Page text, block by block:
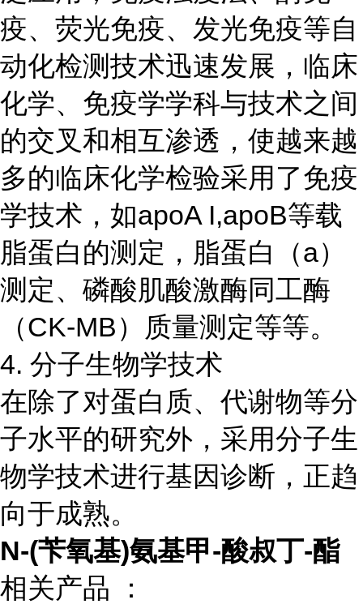
疫、荧光免疫、发光免疫等自
动化检测技术迅速发展，临床
化学、免疫学学科与技术之间
的交叉和相互渗透，使越来越
多的临床化学检验采用了免疫
学技术，如apoA I,apoB等载
脂蛋白的测定，脂蛋白（a）
测定、磷酸肌酸激酶同工酶
（CK-MB）质量测定等等。
4. 分子生物学技术
在除了对蛋白质、代谢物等分
子水平的研究外，采用分子生
物学技术进行基因诊断，正趋
向于成熟。
N-(苄氧基)氨基甲-酸叔丁-酯
相关产品 ：